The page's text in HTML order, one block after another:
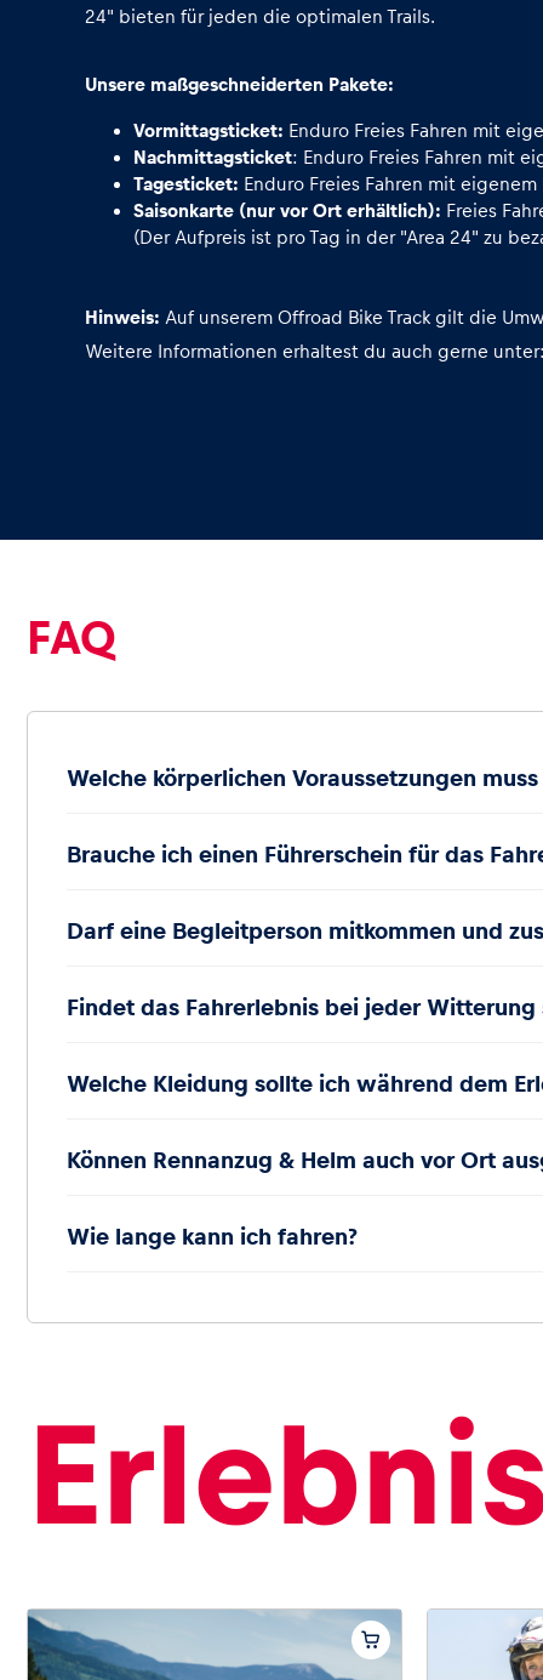
Alle anzeigen
Business
Glossar
Alle anzeigen
24" bieten für jeden die optimalen Trails.
Unsere maßgeschneiderten Pakete:
Vormittagsticket: Enduro Freies Fahren mit
Nachmittagsticket: Enduro Freies Fahren mit
Tagesticket: Enduro Freies Fahren mit eigenem
Saisonkarte (nur vor Ort erhältlich): Freies
(Der Aufpreis ist pro Tag in der "Area 24" zu
Hinweis: Auf unserem Offroad Bike Track gilt die
Weitere Informationen erhaltest du auch gerne
FAQ
Welche körperlichen Voraussetzungen
Brauche ich einen Führerschein für das
Darf eine Begleitperson mitkommen und
Findet das Fahrerlebnis bei jeder Witterung
Welche Kleidung sollte ich während dem
Können Rennanzug & Helm auch vor Ort
Wie lange kann ich fahren?